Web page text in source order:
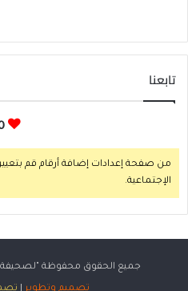
تابعنا
من صفحة إعدادات إضافة أرقام قم
الإجتماعية.
جميع الحقوق محفوظة "لصحيفة
تصميم وتطوير